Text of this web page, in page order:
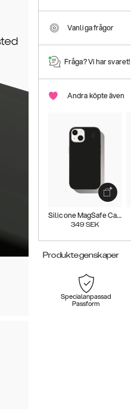
Vanliga frågor
Fråga? Vi har svaret!
Andra köpte även
Silicone MagSafe Case
349 SEK
Produktegenskaper
Specialanpassad
Passform